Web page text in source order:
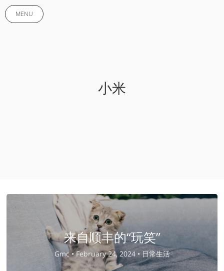
MENU
小米
来自顺丰的“玩笑”
Gmc •February 24, 2024 •日常生活